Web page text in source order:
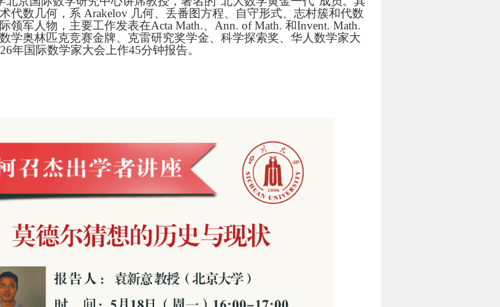
代数几何，系 Arakelov 几何、丢番图方程、自守形式、志村簇和代数
领军人物，主要工作发表在Acta Math.、Ann. of Math. 和Invent. Math.
学奥林匹克竞赛金牌、克雷研究奖学金、科学探索奖、华人数学家大
年国际数学家大会上作45分钟报告。